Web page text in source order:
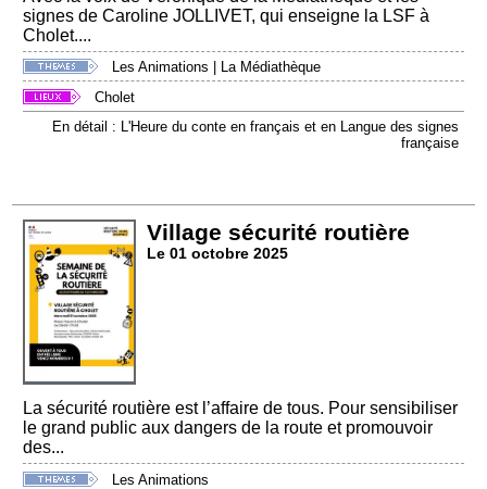
signes de Caroline JOLLIVET, qui enseigne la LSF à
Cholet....
Les Animations
La Médiathèque
Cholet
En détail : L'Heure du conte en français et en Langue des signes
française
Village sécurité routière
Le 01 octobre 2025
La sécurité routière est l’affaire de tous. Pour sensibiliser
le grand public aux dangers de la route et promouvoir
des...
Les Animations